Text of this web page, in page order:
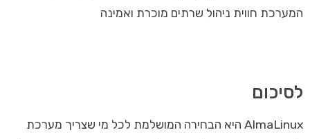
המערכת חווית ניהול שרתים מוכרת ואמינה
לסיכום
AlmaLinux היא הבחירה המושלמת לכל מי שצריך מערכת